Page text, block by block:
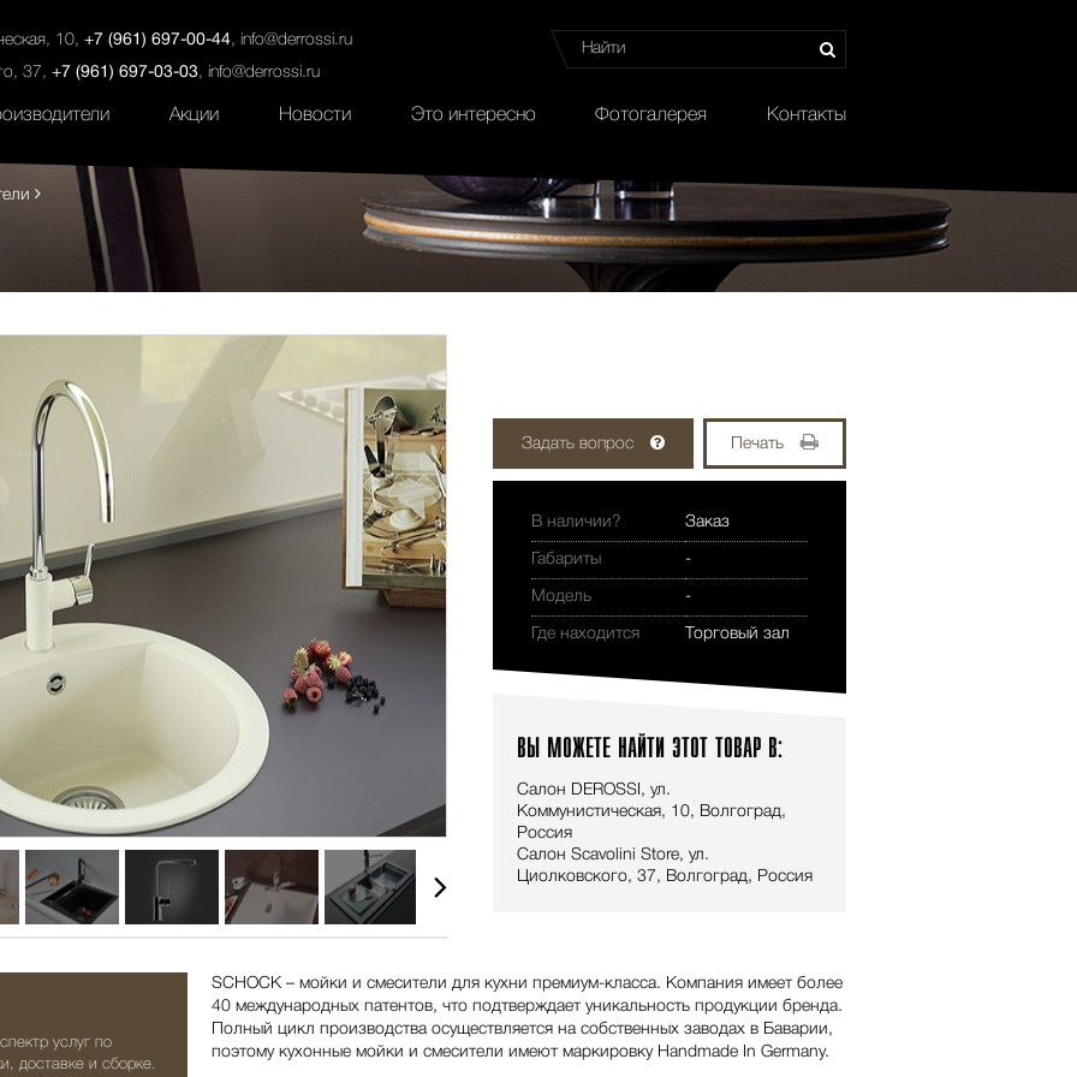
10, +7 (961) 697-00-44, info@derrossi.ru
37, +7 (961) 697-03-03, info@derrossi.ru
Салоны Услуги Наши проекты
Акции Новости Это интересно Фотогалерея Контакты
Задать вопрос Печать
В наличии? Заказ
Габариты -
Модель -
Где находится Торговый зал
ВЫ МОЖЕТЕ НАЙТИ ЭТОТ ТОВАР В:
Салон DEROSSI, ул.
Коммунистическая, 10, Волгоград,
Россия
Салон Scavolini Store, ул.
Циолковского, 37, Волгоград, Россия
услуг по
доставке и сборке.
SCHOCK – мойки и смесители для кухни премиум-класса. Компания имеет более
40 международных патентов, что подтверждает уникальность продукции бренда.
Полный цикл производства осуществляется на собственных заводах в Баварии,
поэтому кухонные мойки и смесители имеют маркировку Handmade In Germany.